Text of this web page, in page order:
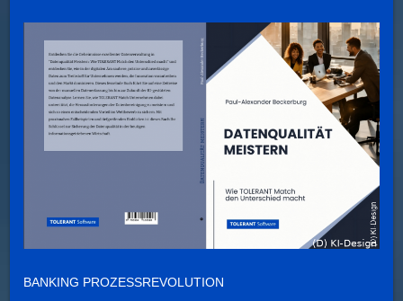
BANKING PROZESSREVOLUTION